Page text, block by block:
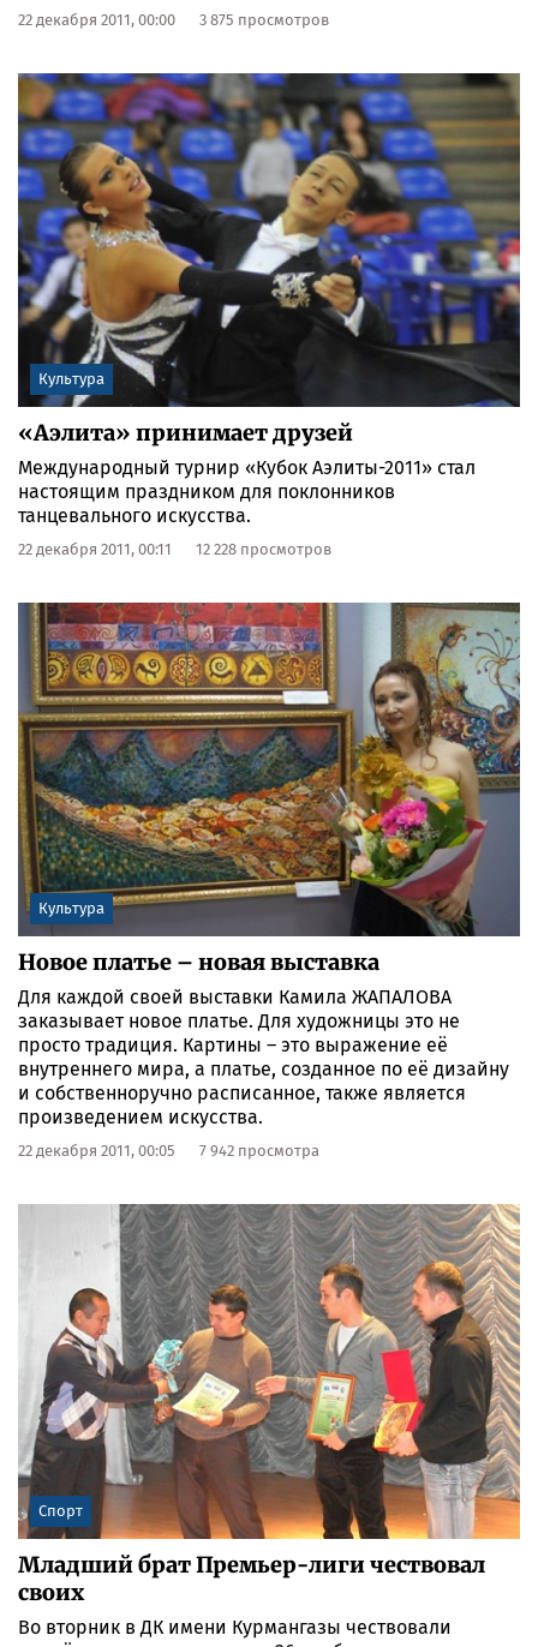
22 декабря 2011, 00:00 3 875 просмотров
Культура
«Аэлита» принимает друзей
Международный турнир «Кубок Аэлиты-2011» стал
настоящим праздником для поклонников
танцевального искусства.
22 декабря 2011, 00:11 12 228 просмотров
Культура
Новое платье – новая выставка
Для каждой своей выставки Камила ЖАПАЛОВА
заказывает новое платье. Для художницы это не
просто традиция. Картины – это выражение её
внутреннего мира, а платье, созданное по её дизайну
и собственноручно расписанное, также является
произведением искусства.
22 декабря 2011, 00:05 7 942 просмотра
Спорт
Младший брат Премьер-лиги чествовал
своих
Во вторник в ДК имени Курмангазы чествовали